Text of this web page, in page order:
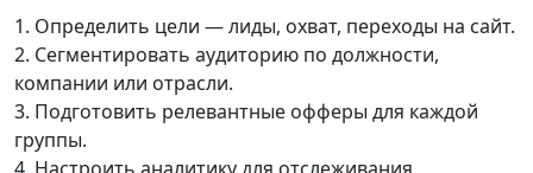
1. Определить цели — лиды, охват, переходы на сайт.
2. Сегментировать аудиторию по должности,
компании или отрасли.
3. Подготовить релевантные офферы для каждой
группы.